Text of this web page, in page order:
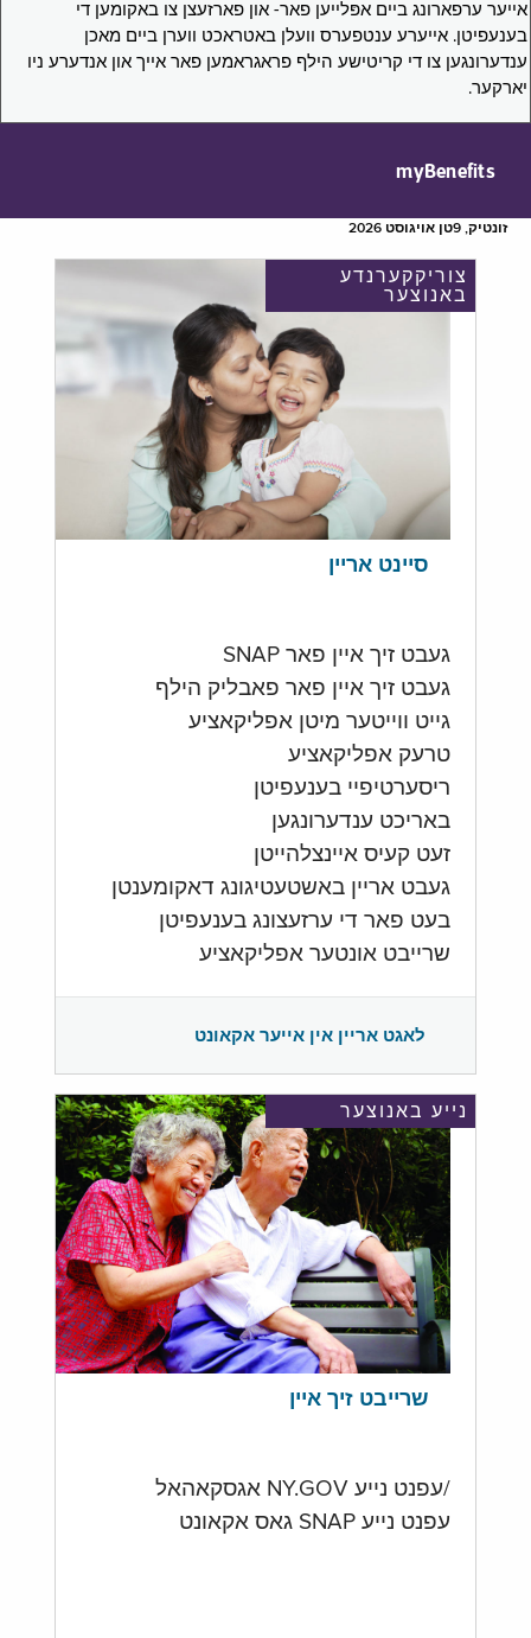
אייער ערפארונג ביים אפּלייען פאר- און פארזעצן צו באקומען די
בענעפיטן. אייערע ענטפערס וועלן באטראכט ווערן ביים מאכן
ענדערונגען צו די קריטישע הילף פראגראמען פאר אייך און אנדערע ניו
יארקער.
myBenefits
זונטיק, 9טן אויגוסט 2026
צוריקקערנדע
באנוצער
סיינט אריין
געבט זיך איין פאר SNAP
געבט זיך איין פאר פאבליק הילף
גייט ווייטער מיטן אפליקאציע
טרעק אפליקאציע
ריסערטיפיי בענעפיטן
באריכט ענדערונגען
זעט קעיס איינצלהייטן
געבט אריין באשטעטיגונג דאקומענטן
בעט פאר די ערזעצונג בענעפיטן
שרייבט אונטער אפליקאציע
לאגט אריין אין אייער אקאונט
נייע באנוצער
שרייבט זיך איין
/עפנט נייע NY.GOV אגסקאהאל
עפנט נייע SNAP גאס אקאונט